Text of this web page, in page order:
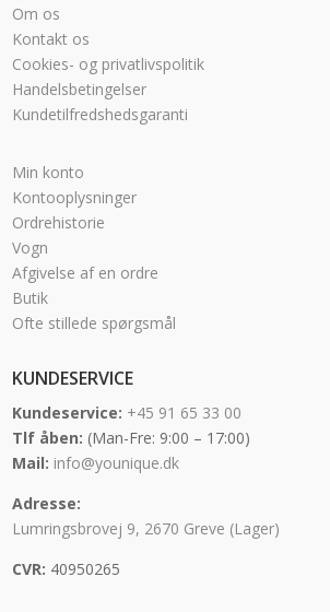
Om os
Kontakt os
Cookies- og privatlivspolitik
Handelsbetingelser
Kundetilfredshedsgaranti
Min konto
Kontooplysninger
Ordrehistorie
Vogn
Afgivelse af en ordre
Butik
Ofte stillede spørgsmål
KUNDESERVICE
Kundeservice: +45 91 65 33 00
Tlf åben: (Man-Fre: 9:00 – 17:00)
Mail: info@younique.dk
Adresse:
Lumringsbrovej 9, 2670 Greve (Lager)
CVR: 40950265